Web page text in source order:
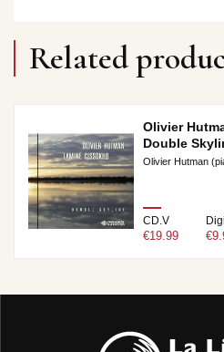
Related
Olivier
Double
Olivier Hutman
CD.V
€19.99